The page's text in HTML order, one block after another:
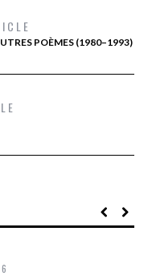
POÈMES (1980–1993)